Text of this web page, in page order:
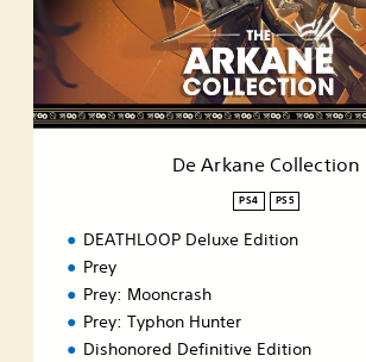
e
C
l
l
De Arkane Collection
PS4 PS5
DEATHLOOP Deluxe Edition
Prey
Prey: Mooncrash
Prey: Typhon Hunter
Dishonored Definitive Edition